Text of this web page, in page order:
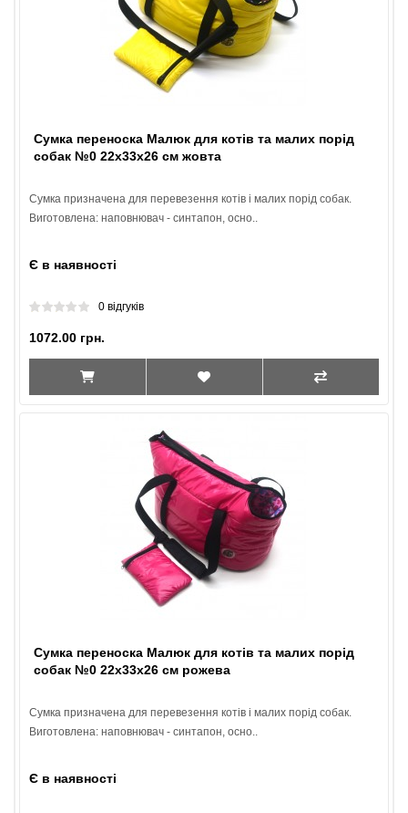
Сумка переноска Малюк для котів та малих порід
собак №0 22х33х26 см жовта
Сумка призначена для перевезення котів і малих порід собак.
Виготовлена: наповнювач - синтапон, осно..
Є в наявності
0 відгуків
1072.00 грн.
Сумка переноска Малюк для котів та малих порід
собак №0 22х33х26 см рожева
Сумка призначена для перевезення котів і малих порід собак.
Виготовлена: наповнювач - синтапон, осно..
Є в наявності